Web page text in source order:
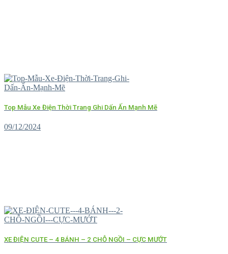
Top Mẫu Xe Điện Thời Trang Ghi Dấn Ấn Mạnh Mẽ
09/12/2024
XE ĐIỆN CUTE – 4 BÁNH – 2 CHỖ NGỒI – CỰC MƯỚT